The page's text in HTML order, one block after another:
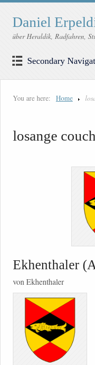
Daniel
über Heraldik, Radfahren,
Secondary
You are here: Home
losange
Ekhenthaler
von Ekhenthaler